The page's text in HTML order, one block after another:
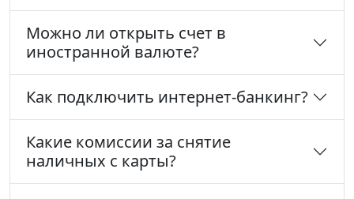
Можно ли открыть счет в
иностранной валюте?
Как подключить интернет-банкинг?
Какие комиссии за снятие
наличных с карты?